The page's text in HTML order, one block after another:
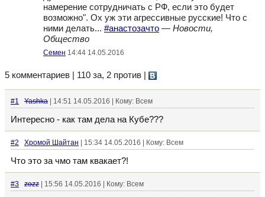
намерение сотрудничать с РФ, если это будет
возможно". Ох уж эти агрессивные русские! Что с
ними делать... #анастозачто — Новости,
Общество
Семен 14:44 14.05.2016
5 комментариев | 110 за, 2 против
#1 Yashka | 14:51 14.05.2016 | Кому: Всем
Интересно - как там дела на Кубе???
#2 Хромой Шайтан | 15:34 14.05.2016 | Кому: Всем
Что это за чмо там квакает?!
#3 zozz | 15:56 14.05.2016 | Кому: Всем